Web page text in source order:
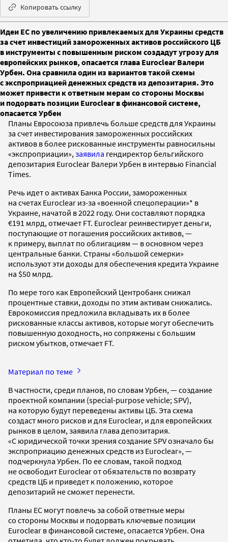
Копировать ссылку
Идеи ЕС по увеличению привлекаемых для Украины средств
за счет инвестиций замороженных активов российского ЦБ
в инструменты с повышенным риском создадут угрозу для
европейских рынков, опасается глава Euroclear Валери
Урбен. Она сравнила один из вариантов такой схемы
с экспроприацией денежных средств из депозитария. Это
может привести к ответным мерам со стороны Москвы
и подорвать позиции Euroclear в финансовой системе,
опасается Урбен
Планы Евросоюза привлечь больше средств для Украины
за счет инвестирования замороженных российских
активов в более рискованные инструменты равносильны
«экспроприации», заявила гендиректор бельгийского
депозитария Euroclear Валери Урбен в интервью Financial
Times.
Речь идет о активах Банка России, замороженных
на счетах Euroclear из-за «военной спецоперации»* в
Украине, начатой в 2022 году. Они составляют порядка
€191 млрд, отмечает FT. Euroclear реинвестирует деньги,
поступающие от погашения российских активов, —
к примеру, выплат по облигациям — в основном через
центральные банки. Страны «большой семерки»
используют эти доходы для обеспечения кредита Украине
на $50 млрд.
По мере того как Европейский Центробанк снижал
процентные ставки, доходы по этим активам снижались.
Еврокомиссия предложила вкладывать их в более
рискованные классы активов, которые могут обеспечить
повышенную доходность, но сопряжены с большим
риском убытков, отмечает FT.
Материал по теме
В частности, среди планов, по словам Урбен, — создание
проектной компании (special-purpose vehicle; SPV),
на которую будут переведены активы ЦБ. Эта схема
создаст много рисков и для Euroclear, и для европейских
рынков в целом, заявила глава депозитария.
«С юридической точки зрения создание SPV означало бы
экспроприацию денежных средств из Euroclear», —
подчеркнула Урбен. По ее словам, такой подход
не освободит Euroclear от обязательств по возврату
средств ЦБ и приведет к положению, которое
депозитарий не сможет перенести.
Планы ЕС могут повлечь за собой ответные меры
со стороны Москвы и подорвать ключевые позиции
Euroclear в финансовой системе, опасается Урбен. Она